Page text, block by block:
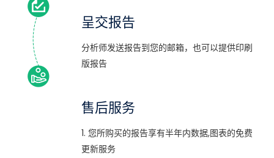
呈交报告
分析师发送报告到您的邮箱，也可以提供印刷
版报告
售后服务
1. 您所购买的报告享有半年内数据,图表的免费
更新服务